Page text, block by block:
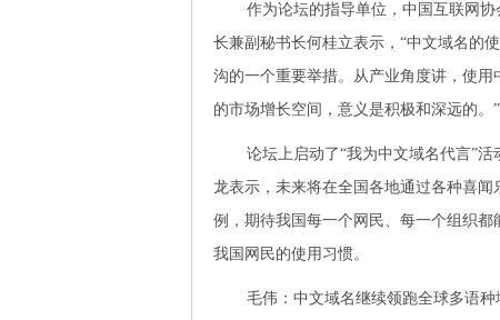
作为论坛的指导单位，中国互联网
长兼副秘书长何桂立表示，“中文域名的
沟的一个重要举措。从产业角度讲，使
的市场增长空间，意义是积极和深远的。”
论坛上启动了“我为中文域名代言”
龙表示，未来将在全国各地通过各种喜
例，期待我国每一个网民、每一个组织
我国网民的使用习惯。
毛伟：中文域名继续领跑全球多语种